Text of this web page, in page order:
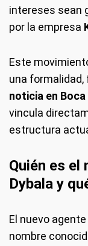
intereses sean
por la empresa
Este
una formalidad,
noticia en
vincula
estructura
Quién es el
Dybala y
El nuevo
nombre